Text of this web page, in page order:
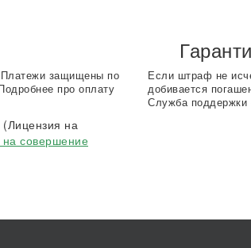
защищены по
про оплату
на
совершение
Если штраф не
добивается
Служба поддержки